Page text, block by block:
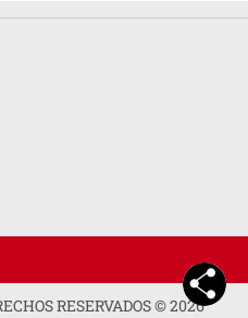
RESERVADOS ©2026